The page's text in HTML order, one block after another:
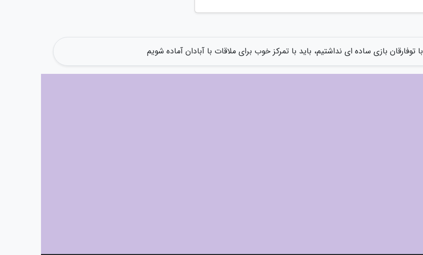
با توفارقان بازی ساده ای نداشتیم، باید با تمرکز خوب برای ملاقات با آبادان آماده شویم